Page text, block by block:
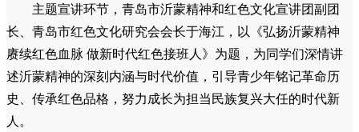
主题宣讲环节，青岛市沂蒙精神和红色文化宣讲团副团
长、青岛市红色文化研究会会长于海江，以《弘扬沂蒙精神
赓续红色血脉 做新时代红色接班人》为题，为同学们深情讲
述沂蒙精神的深刻内涵与时代价值，引导青少年铭记革命历
史、传承红色品格，努力成长为担当民族复兴大任的时代新
人。